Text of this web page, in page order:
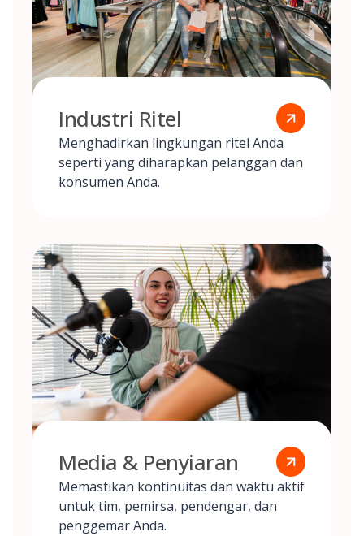
Industri Ritel
Menghadirkan lingkungan ritel Anda
seperti yang diharapkan pelanggan dan
konsumen Anda.
Media & Penyiaran
Memastikan kontinuitas dan waktu aktif
untuk tim, pemirsa, pendengar, dan
penggemar Anda.